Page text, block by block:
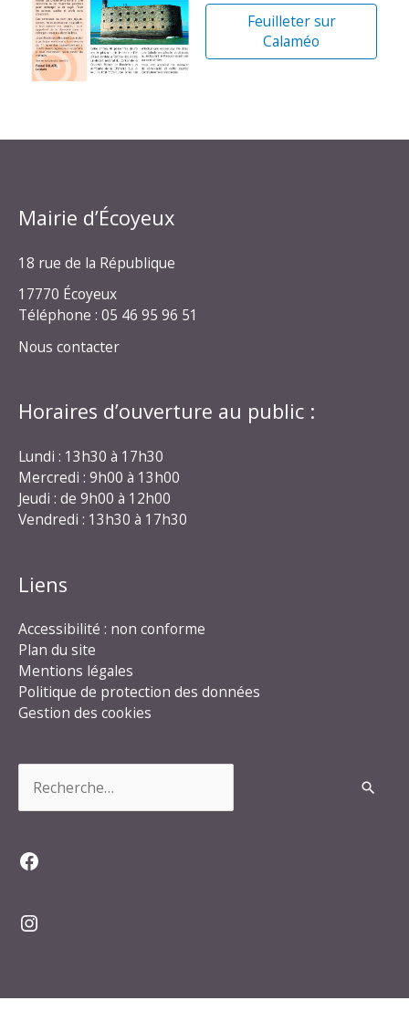
Feuilleter sur
Calaméo
Mairie d’Écoyeux
18 rue de la République
17770 Écoyeux
Téléphone : 05 46 95 96 51
Nous contacter
Horaires d’ouverture au public :
Lundi : 13h30 à 17h30
Mercredi : 9h00 à 13h00
Jeudi : de 9h00 à 12h00
Vendredi : 13h30 à 17h30
Liens
Accessibilité : non conforme
Plan du site
Mentions légales
Politique de protection des données
Gestion des cookies
Facebook
Instagram